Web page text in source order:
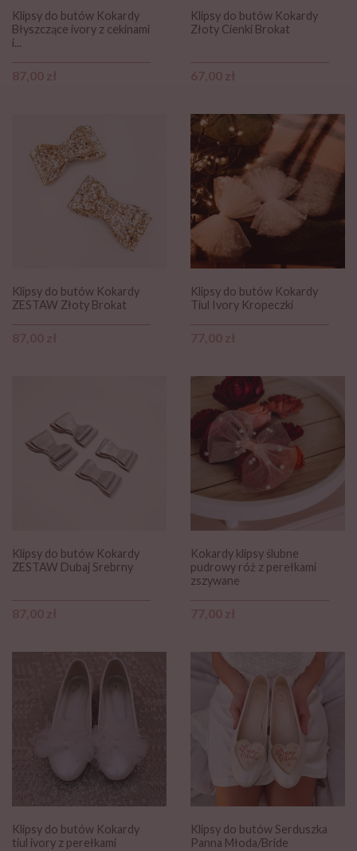
Klipsy do butów Kokardy
Błyszczące ivory z cekinami
i...
Cena
87,00 zł
Klipsy do butów Kokardy
Złoty Cienki Brokat
Cena
67,00 zł
Klipsy do butów Kokardy
ZESTAW Złoty Brokat
Klipsy do butów Kokardy
Tiul Ivory Kropeczki
Klipsy do butów Kokardy
ZESTAW Dubaj Srebrny
Kokardy klipsy ślubne
pudrowy róż z perełkami
zszywane
Klipsy do butów Kokardy
tiul ivory z perełkami
Klipsy do butów Serduszka
Panna Młoda/Bride